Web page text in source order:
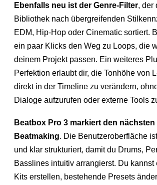
Ebenfalls neu ist der Genre-Filter, der
Bibliothek nach übergreifenden
EDM, Hip-Hop oder Cinematic sortiert.
ein paar Klicks den Weg zu Loops, die
deinem Projekt passen. Ein weiteres
Perfektion erlaubt dir, die Tonhöhe von
direkt in der Timeline zu verändern,
Dialoge aufzurufen oder externe Tools
Beatbox Pro 3 markiert den
Beatmaking. Die Benutzeroberfläche
und klar strukturiert, damit du Drums,
Basslines intuitiv arrangierst. Du kannst
Kits erstellen, bestehende Presets